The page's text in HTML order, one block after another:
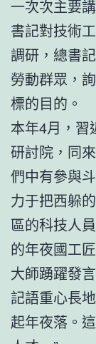
一次次主要
書記對技術
調研，總書
勞動群眾，
標的目的。
本年4月，習
研討院，同
們中有參與
力于把西躲
區的科技人
的年夜國工
大師踴躍發
記語重心長
起年夜落。